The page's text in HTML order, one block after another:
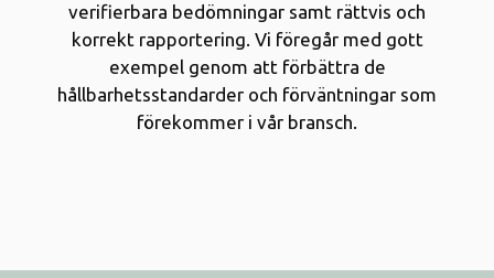
verifierbara bedömningar samt rättvis och
korrekt rapportering. Vi föregår med gott
exempel genom att förbättra de
hållbarhetsstandarder och förväntningar som
förekommer i vår bransch.